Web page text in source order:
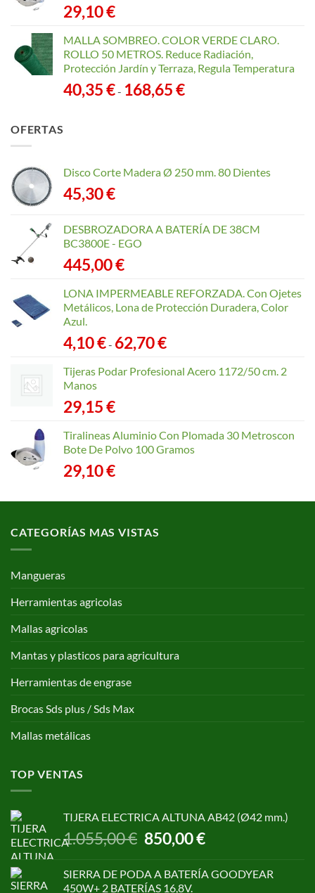
29,10€
MALLA SOMBREO. COLOR VERDE CLARO.
ROLLO 50 METROS. Reduce Radiación,
Protección Jardín y Terraza, Regula Temperatura
40,35€- 168,65€Rango
168,65 €
OFERTAS
Disco Corte Madera Ø 250 mm. 80 Dientes
45,30€
DESBROZADORA A BATERÍA DE 38CM
BC3800E - EGO
445,00€
LONA IMPERMEABLE REFORZADA. Con Ojetes
Metálicos, Lona de Protección Duradera, Color
Azul.
4,10€- 62,70€Rango
precios:
Tijeras Podar Profesional Acero 1172/50 cm. 2
Manos
29,15€
Tiralineas Aluminio Con Plomada 30 Metroscon
Bote De Polvo 100 Gramos
29,10€
CATEGORÍAS MAS VISTAS
Mangueras
Herramientas agricolas
Mallas agricolas
Mantas y plasticos para agricultura
Herramientas de engrase
Brocas Sds plus / Sds Max
Mallas metálicas
TOP VENTAS
TIJERA ELECTRICA ALTUNA AB42 (Ø42 mm.)
1.055,00€ El
precio
era:
850,00€El
es:
SIERRA DE PODA A BATERÍA GOODYEAR
450W+ 2 BATERÍAS 16,8V.